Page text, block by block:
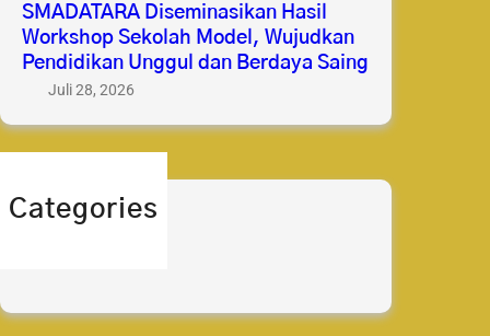
SMADATARA Diseminasikan Hasil
Workshop Sekolah Model, Wujudkan
Pendidikan Unggul dan Berdaya Saing
Juli 28, 2026
Categories